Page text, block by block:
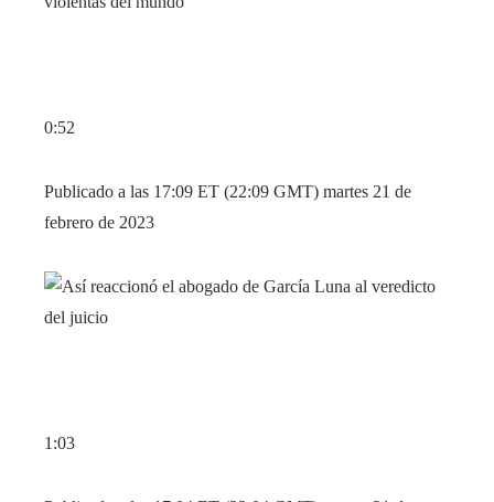
0:52
Publicado a las 17:09 ET (22:09 GMT) martes 21 de
febrero de 2023
1:03